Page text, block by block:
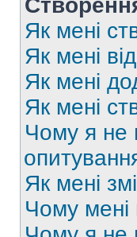
Як мені
Як мені
Як мені
Як мені
Чому я не
Як мені
Чому мені